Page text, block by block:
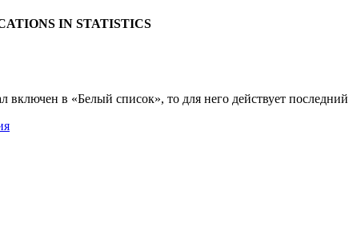
IN STATISTICS
включен в «Белый список», то для него действует